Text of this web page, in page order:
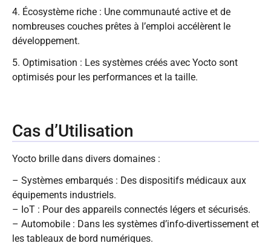
4. Écosystème riche : Une communauté active et de
nombreuses couches prêtes à l’emploi accélèrent le
développement.
5. Optimisation : Les systèmes créés avec Yocto sont
optimisés pour les performances et la taille.
Cas d’Utilisation
Yocto brille dans divers domaines :
– Systèmes embarqués : Des dispositifs médicaux aux
équipements industriels.
– IoT : Pour des appareils connectés légers et sécurisés.
– Automobile : Dans les systèmes d’info-divertissement et
les tableaux de bord numériques.